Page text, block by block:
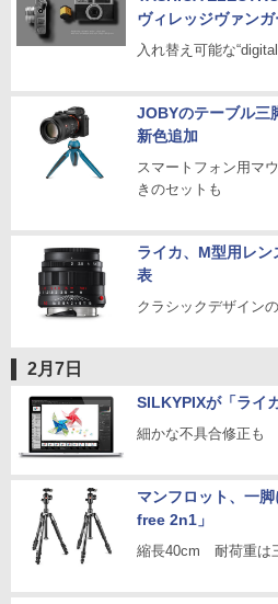
ヴィレッジヴァン
入れ替え可能な
JOBYのテーブル三
新色追加
スマートフォン用マ
きのセットも
ライカ、M型用レ
表
クラシックデザイン
2月7日
SILKYPIXが「ライ
細かな不具合修正も
マンフロット、一
free 2n1」
縮長40cm 耐荷重は